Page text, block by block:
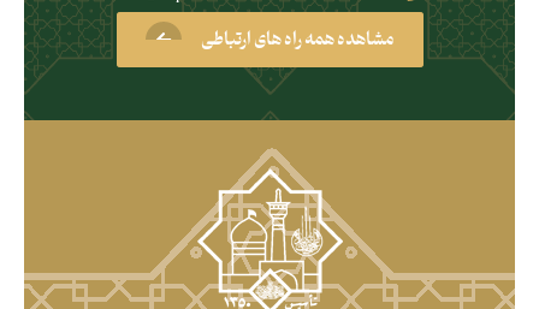
مشاهده همه راه های ارتباطی